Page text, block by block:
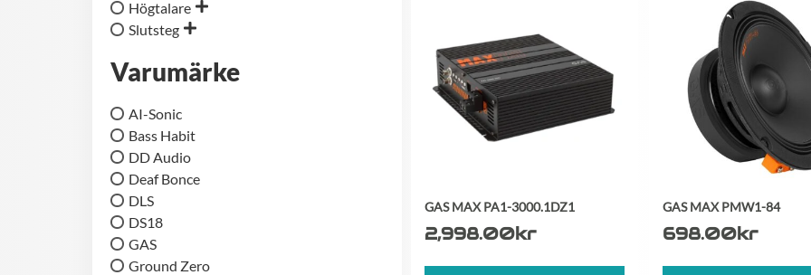
Högtalare
Slutsteg
Varumärke
AI-Sonic
Bass Habit
DD Audio
Deaf Bonce
DLS
DS18
GAS
Ground Zero
GAS MAX PA1-3000.1DZ1
2,998.00kr
GAS MAX PMW1-84
698.00kr